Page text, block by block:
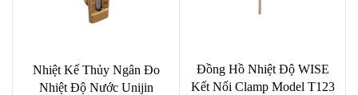
Nhiệt Kế Thủy Ngân Đo
Nhiệt Độ Nước Unijin
Đồng Hồ Nhiệt Độ WISE
Kết Nối Clamp Model T123